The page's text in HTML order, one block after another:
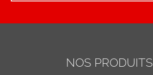
NOS PRODUITS